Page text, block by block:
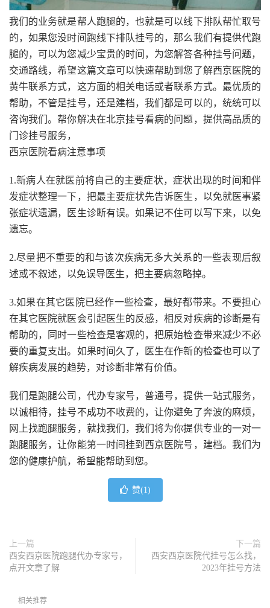
我们的业务就是帮人跑腿的，也就是可以线下排队帮忙取号
的，如果您没时间跑线下排队挂号的，那么我们有提供代跑
腿的，可以为您减少宝贵的时间，为您解答各种挂号问题，
交通路线，希望这篇文章可以快速帮助到您了解西京医院的
黄牛联系方式，这方面的相关电话或者联系方式。 最优质的
帮助，不管是挂号，还是建档，我们都是可以的，统统可以
咨询我们。帮你解决在北京挂号看病的问题，提供高品质的
门诊挂号服务，
西京医院看病注意事项
1.新病人在就医前将自己的主要症状，症状出现的时间和伴
发症状整理一下，把最主要症状先告诉医生，以免就医事紧
张症状遗漏，医生诊断有误。如果记不住可以写下来，以免
遗忘。
2.尽量把不重要的和与该次疾病无多大关系的一些表现后叙
述或不叙述，以免误导医生，把主要病忽略掉。
3.如果在其它医院已经作一些检查，最好都带来。不要担心
在其它医院就医会引起医生的反感，相反对疾病的诊断是有
帮助的，同时一些检查是客观的，把原始检查带来减少不必
要的重复支出。如果时间久了，医生在作新的检查也可以了
解疾病发展的趋势，对诊断非常有价值。
我们是跑腿公司，代办专家号，普通号，提供一站式服务，
以诚相待，挂号不成功不收费的，让你避免了奔波的麻烦，
网上找跑腿服务，就找我们，我们将为你提供专业的一对一
跑腿服务，让你能第一时间挂到西京医院号，建档。我们为
您的健康护航，希望能帮助到您。
赞(1 )
上一篇
西安西京医院跑腿代办专家号，
点开文章了解
下一篇
西安西京医院代挂号怎么找，
2023年挂号方法
相关推荐